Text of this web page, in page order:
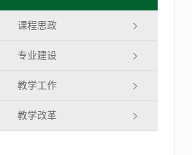
课程思政
专业建设
教学工作
教学改革